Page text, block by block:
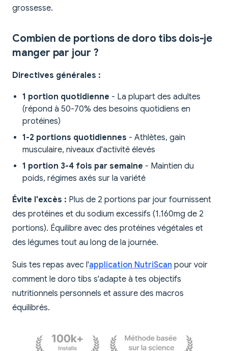
grossesse.
Combien de portions de doro tibs dois-je
manger par jour ?
Directives générales :
1 portion quotidienne - La plupart des adultes
(répond à 50-70% des besoins quotidiens en
protéines)
1-2 portions quotidiennes - Athlètes, gain
musculaire, niveaux d'activité élevés
1 portion 3-4 fois par semaine - Maintien du
poids, régimes axés sur la variété
Évite l'excès : Plus de 2 portions par jour fournissent
des protéines et du sodium excessifs (1.160mg de 2
portions). Équilibre avec des protéines végétales et
des légumes tout au long de la journée.
Suis tes repas avec l'application NutriScan pour voir
comment le doro tibs s'adapte à tes objectifs
nutritionnels personnels et assure des macros
équilibrés.